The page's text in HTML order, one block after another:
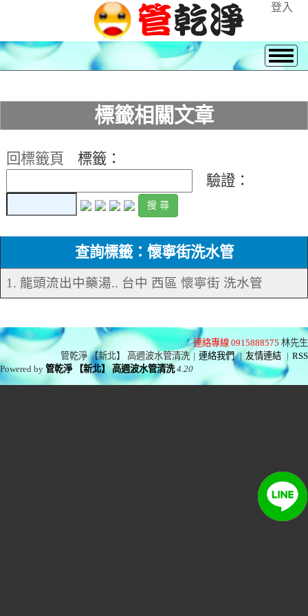
登入
標籤相關文章
回標籤頁
標籤：
驗證：
查詢標籤：懷寧街洗水管
1. 龍頭流出中藥湯.. 台中 西區 懷寧街 洗水管
連絡專線 0915888575 林先生
管乾淨 【新北】 高週波水管清洗 | 連絡我們 | 友情連結 | RSS
Powered by管乾淨 【新北】 高週波水管清洗 4.20